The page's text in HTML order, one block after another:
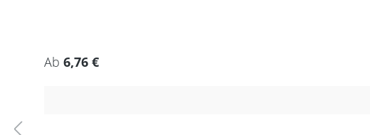
Regulärer Preis:
Ab 6,76 €